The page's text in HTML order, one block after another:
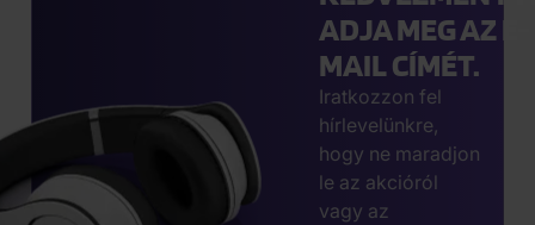
ADJA MEG AZ E-
MAIL CÍMÉT.
Iratkozzon fel
hírlevelünkre,
hogy ne maradjon
le az akcióról
vagy az